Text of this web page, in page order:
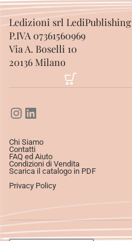
Ledizioni srl LediPublishing
P.IVA 07361560969
Via A. Boselli 10
20136 Milano
Chi Siamo
Contatti
FAQ ed Aiuto
Condizioni di Vendita
Scarica il catalogo in PDF
Privacy Policy